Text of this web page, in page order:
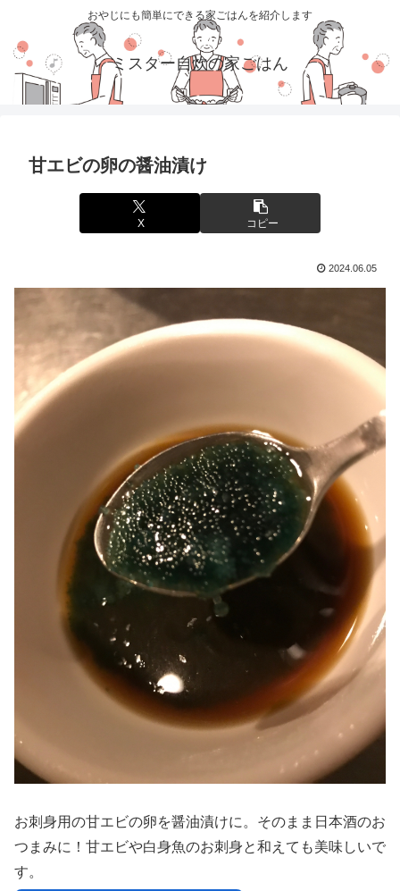
おやじにも簡単にできる家ごはんを紹介します
ミスター自炊の家ごはん
甘エビの卵の醤油漬け
X コピー
2024.06.05
お刺身用の甘エビの卵を醤油漬けに。そのまま日本酒のお
つまみに！甘エビや白身魚のお刺身と和えても美味しいで
す。